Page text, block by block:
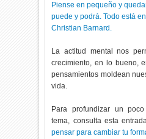
Piense en pequeño y
puede y podrá. Todo está
Christian Barnard.
La actitud mental nos
crecimiento, en lo bueno,
pensamientos moldean
vida.
Para profundizar un
tema, consulta esta
pensar para cambiar tu